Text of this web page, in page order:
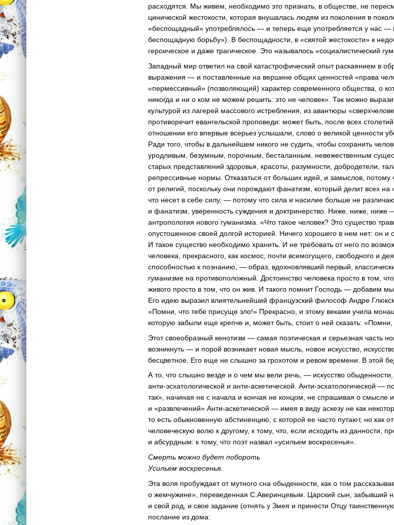
расходятся. Мы живем, необходимо это признать, в обществе, не
цинической жестокости, которая внушалась людям из поколения в
«беспощадный» употреблялось — и теперь еще употребляется у нас —
беспощадную борьбу»). В беспощадности, в «святой жестокости» к
героическое и даже трагическое. Это называлось «социалистический
Западный мир ответил на свой катастрофический опыт раскаянием в
выражения — и поставленные на вершине общих ценностей «права
«пермессивный» (позволяющий) характер современного общества, о
никогда и ни о ком не можем решить: это не человек». Так можно
культурой из лагерей массового истребления, из авантюры
противоречит евангельской проповеди: может быть, после всех
отношении его впервые всерьез услышали, слово о великой ценности
Ради того, чтобы в дальнейшем никого не судить, чтобы сохранить
уродливым, безумным, порочным, бесталанным, невежественным
старых представлений здоровья, красоты, разумности, добродетели,
репрессивные нормы. Отказаться от больших идей, и замыслов,
от религий, поскольку они порождают фанатизм, который делит всех на
что несет в себе силу, — потому что сила и насилие больше не
и фанатизм, уверенность суждения и доктринерство. Ниже, ниже, ниже
антропология нового гуманизма. «Что такое человек? Это существо
опустошенное своей долгой историей. Ничего хорошего в нем нет: он и
И такое существо необходимо хранить. И не требовать от него по
человека, прекрасного, как космос, почти всемогущего, свободного и
способностью к познанию, — образ, вдохновлявший первый,
гуманизме на противоположный. Достоинство человека просто в том,
живого просто в том, что он жив. И такого помнит Господь — добавим
Его идею выразил влиятельнейший французский философ Андре
«Помни, что тебе присуще зло!» Прекрасно, и этому веками учила
которую забыли еще крепче и, может быть, стоит о ней сказать: «Помни,
Этот своеобразный кенотизм — самая поэтическая и серьезная часть
возникнуть — и порой возникает новая мысль, новое искусство,
бесцветное. Его еще не слышно за грохотом и ревом времени. В этой
А то, что слышно везде и о чем мы вели речь, — искусство
анти-эсхатологической ианти-аскетической.Анти-эсхатологической —
так», начиная не с начала и кончая не концом, не спрашивая о смысле
и «развлечений»Анти-аскетической — имея в виду аскезу не как
то есть обыкновенную абстиненцию, с которой ее часто путают, но как
человеческую волю к другому, к тому, что, если исходить из данности,
и абсурдным: к тому, что поэт назвал «усильем воскресенья».
Смерть можно будет побороть
Усильем воскресенья.
Эта воля пробуждает от мутного сна обыденности, как о том
о жемчужине», переведенная С.Аверинцевым. Царский сын, забывший
и свой род, и свое задание (отнять у Змея и принести Отцу
послание из дома: